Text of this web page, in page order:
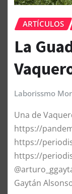
ARTÍCULOS
La
Laborissmo
Una de
https://
https://
https://
Gaytán